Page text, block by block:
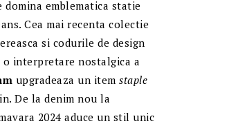
emblematica statie
Cea mai recenta colectie
si codurile de design
interpretare nostalgica a
upgradeaza un item staple
De la denim nou la
2024 aduce un stil unic